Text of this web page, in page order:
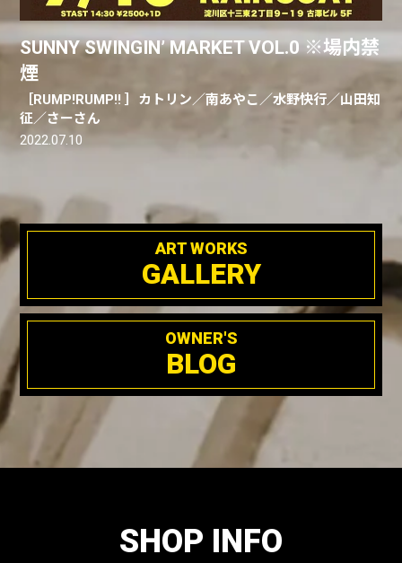
SUNNY SWINGIN’ MARKET VOL.0 ※場内禁
煙
［RUMP!RUMP!! ］カトリン／南あやこ／水野快行／山田知
征／さーさん
2022.07.10
ART WORKS
GALLERY
OWNER'S
BLOG
SHOP INFO